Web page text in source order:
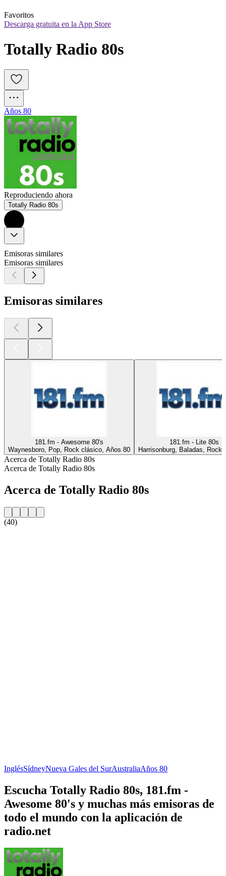
Favoritos
Descarga gratuita en la App Store
Totally Radio 80s
Años 80
Reproduciendo ahora
Totally Radio 80s
Emisoras similares
Emisoras similares
Emisoras similares
181.fm - Awesome 80's
Waynesboro, Pop, Rock clásico, Años 80
181.fm - Lite 80s
Harrisonburg, Baladas,
Acerca de Totally Radio 80s
Acerca de Totally Radio 80s
Acerca de Totally Radio 80s
(40)
InglésSídneyNueva Gales del SurAustraliaAños 80
Escucha Totally Radio 80s, 181.fm -
Awesome 80's y muchas más emisoras de
todo el mundo con la aplicación de
radio.net